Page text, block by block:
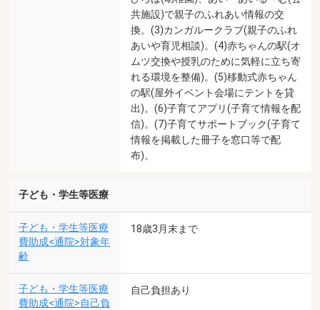
共施設)で親子のふれあい情報の交
換。(3)カンガルークラブ(親子のふれ
あいや育児相談)。(4)赤ちゃんの駅(オ
ムツ交換や授乳のために気軽に立ち寄
れる環境を整備)。(5)移動式赤ちゃん
の駅(屋外イベント会場にテントを貸
出)。(6)子育てアプリ(子育て情報を配
信)。(7)子育てサポートブック(子育て
情報を掲載した冊子を窓口等で配
布)。
子ども・学生等医療
子ども・学生等医療
費助成<通院>対象年
齢
18歳3月末まで
子ども・学生等医療
費助成<通院>自己負
自己負担あり